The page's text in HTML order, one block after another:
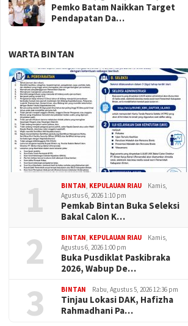
Pemko Batam Naikkan Target
Pendapatan Da…
WARTA BINTAN
1 BINTAN KEPULAUAN RIAU
Kamis,
Agustus 6, 2026 1:10 pm
Pemkab Bintan Buka Seleksi
Bakal Calon K…
2 BINTAN KEPULAUAN RIAU
Kamis,
Agustus 6, 2026 1:00 pm
Buka Pusdiklat Paskibraka
2026, Wabup De…
3 BINTAN Rabu, Agustus 5, 2026 12:36 pm
Tinjau Lokasi DAK, Hafizha
Rahmadhani Pa…